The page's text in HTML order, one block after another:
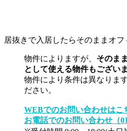
居抜きで入居したらそのままオ
物件によりますが、 そのま
として使える物件もございま
物件により条件は異なりま
ださい。
WEBでのお問い合わせはこ
お電話でのお問い合わせ（